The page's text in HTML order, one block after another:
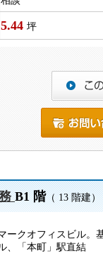
5.44 坪
B1 階（ 13 階建）
ークオフィスビル。
、「本町」駅直結